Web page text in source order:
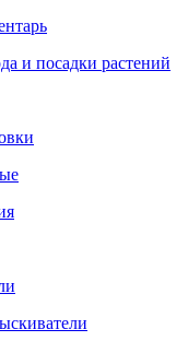
и посадки растений